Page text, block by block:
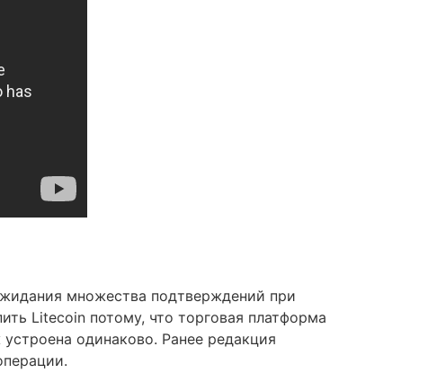
множества подтверждений при
Litecoin потому, что торговая платформа
одинаково. Ранее редакция